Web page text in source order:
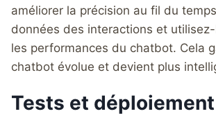
améliorer la précision au fil du
données des interactions et
les performances du chatbot. Cela
chatbot évolue et devient plus
Tests et déploiement